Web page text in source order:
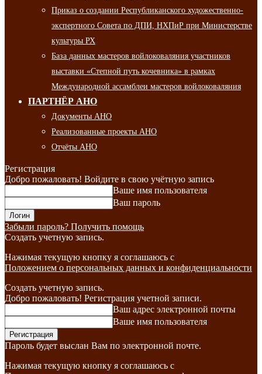
Приказ о создании Республиканского художественно-
экспертного Совета по ДПИ, НХПиР при Министерстве
культуры РХ
База данных мастеров войлоковаляния участников
выставки «Степной путь кочевника» в рамках
Международной ассамблеи мастеров войлоковаляния
ПАРТНЁР АНО
Документы АНО
Реализованные проекты АНО
Отчёты АНО
Регистрация
Добро пожаловать! Войдите в свою учётную запись
Ваше имя пользователя
Ваш пароль
Забыли пароль? Получить помощь
Создать учетную запись.
Нажимая текущую кнопку я соглашаюсь с
Положением о персональных данных и конфиденциальности
Создать учетную запись.
Добро пожаловать! Регистрация учетной записи.
Ваш адрес электронной почты
Ваше имя пользователя
Пароль будет выслан Вам по электронной почте.
Нажимая текущую кнопку я соглашаюсь с